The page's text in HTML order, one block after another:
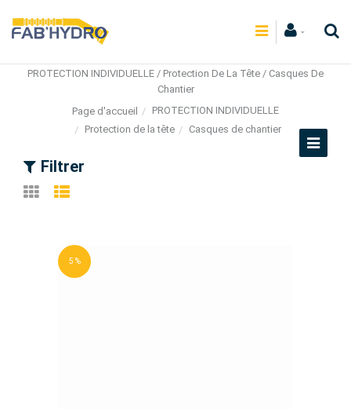
PROTECTION INDIVIDUELLE / Protection De La Tête / Casques De
Chantier
Page d'accueil
PROTECTION INDIVIDUELLE
Protection de la tête
Casques de chantier
Filtrer
5 %